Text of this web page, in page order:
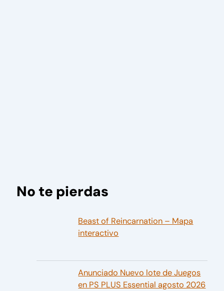
No te pierdas
Beast of Reincarnation – Mapa
interactivo
Anunciado Nuevo lote de Juegos
en PS PLUS Essential agosto 2026